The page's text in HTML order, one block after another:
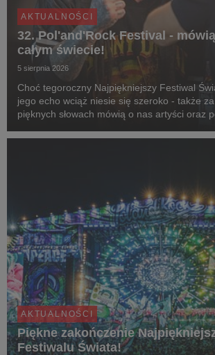
AKTUALNOŚCI
32. Pol'and'Rock Festival -
całym świecie!
5 sierpnia 2026
Choć tegoroczny Najpiękniejszy Festiwal
jego echo wciąż niesie się szeroko - także
pięknych słowach mówią o nas artyści oraz
postaramy się rozwiać.
AKTUALNOŚCI
Piękne zakończenie
Festiwalu Świata!